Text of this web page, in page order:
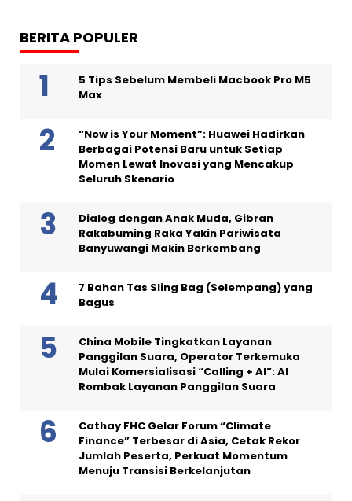
BERITA POPULER
5 Tips Sebelum Membeli Macbook Pro M5
Max
“Now is Your Moment”: Huawei Hadirkan
Berbagai Potensi Baru untuk Setiap
Momen Lewat Inovasi yang Mencakup
Seluruh Skenario
Dialog dengan Anak Muda, Gibran
Rakabuming Raka Yakin Pariwisata
Banyuwangi Makin Berkembang
7 Bahan Tas Sling Bag (Selempang) yang
Bagus
China Mobile Tingkatkan Layanan
Panggilan Suara, Operator Terkemuka
Mulai Komersialisasi “Calling + AI”: AI
Rombak Layanan Panggilan Suara
Cathay FHC Gelar Forum “Climate
Finance” Terbesar di Asia, Cetak Rekor
Jumlah Peserta, Perkuat Momentum
Menuju Transisi Berkelanjutan